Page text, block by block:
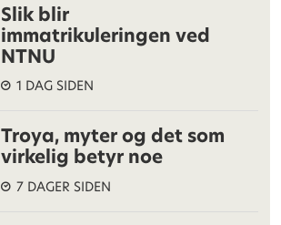
Slik blir
immatrikuleringen ved
NTNU
1 DAG SIDEN
Troya, myter og det som
virkelig betyr noe
7 DAGER SIDEN